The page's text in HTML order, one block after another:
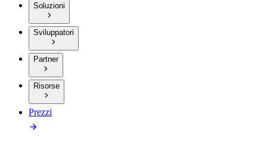
Soluzioni
Sviluppatori
Partner
Risorse
Prezzi